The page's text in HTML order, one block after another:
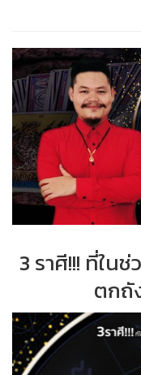
3 ราศี!!! ที่ใน
ตกถั